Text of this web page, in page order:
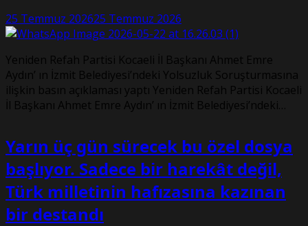
25 Temmuz 202625 Temmuz 2026
Yeniden Refah Partisi Kocaeli İl Başkanı Ahmet Emre
Aydın’ ın İzmit Belediyesi’ndeki Yolsuzluk Soruşturmasına
ilişkin basın açıklaması yaptı Yeniden Refah Partisi Kocaeli
İl Başkanı Ahmet Emre Aydın’ ın İzmit Belediyesi’ndeki…
Yarın üç gün sürecek bu özel dosya
başlıyor. Sadece bir harekât değil,
Türk milletinin hafızasına kazınan
bir destandı